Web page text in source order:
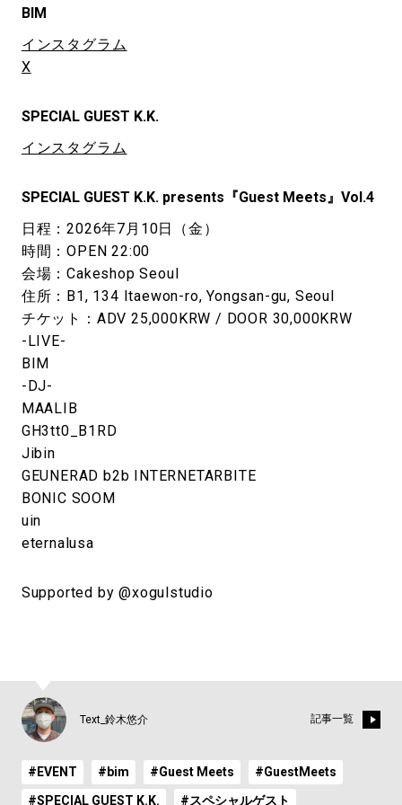
BIM
インスタグラム
X
SPECIAL GUEST K.K.
インスタグラム
SPECIAL GUEST K.K. presents『Guest Meets』Vol.4
日程：2026年7月10日（金）
時間：OPEN 22:00
会場：Cakeshop Seoul
住所：B1, 134 Itaewon-ro, Yongsan-gu, Seoul
チケット：ADV 25,000KRW / DOOR 30,000KRW
-LIVE-
BIM
-DJ-
MAALIB
GH3tt0_B1RD
Jibin
GEUNERAD b2b INTERNETARBITE
BONIC SOOM
uin
eternalusa
Supported by @xogulstudio
Text_鈴木悠介 記事一覧
#EVENT #bim #Guest Meets #GuestMeets
#SPECIAL GUEST K.K. #スペシャルゲスト